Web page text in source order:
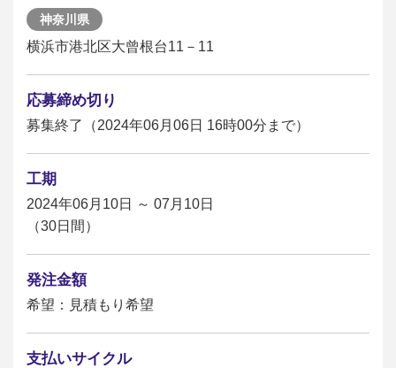
神奈川県
横浜市港北区大曾根台11－11
応募締め切り
募集終了（2024年06月06日 16時00分まで）
工期
2024年06月10日 ～ 07月10日
（30日間）
発注金額
希望：見積もり希望
支払いサイクル